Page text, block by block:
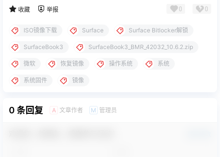
收藏 举报 0 0
ISO镜像下载 Surface Surface Bitlocker解锁
SurfaceBook3 SurfaceBook3_BMR_42032_10.6.2.zip
微软 恢复镜像 操作系统 系统
系统固件 镜像
0 条回复 A 文章作者 M 管理员